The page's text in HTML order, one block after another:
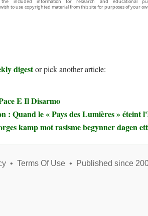
included information for research and educational
to use copyrighted material from this site for purposes of your
digestor pick another article:
E Il Disarmo
: Quand le « Pays des Lumières »
kamp mot rasisme begynner dagen
• Terms Of Use• Published since